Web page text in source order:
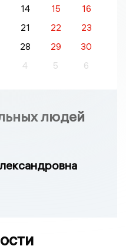
14 15
16
21 22
23
28 29
30
4 5 6
людей